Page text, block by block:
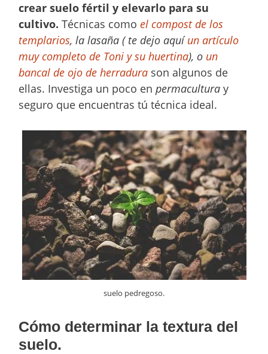
crear suelo fértil y elevarlo para su
cultivo. Técnicas comoel compost de los
templarios, la lasaña ( te dejo aquíun artículo
muy completo de Toni y su huertina), o un
bancal de ojo de herradura son algunos de
ellas. Investiga un poco en permacultura y
seguro que encuentras tú técnica ideal.
suelo pedregoso.
Cómo determinar la textura del
suelo.